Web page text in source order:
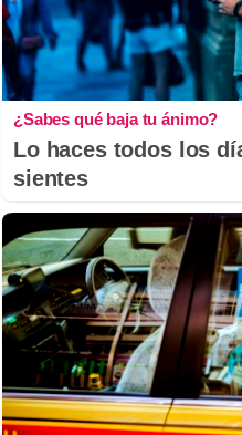
¿Sabes qué baja tu ánimo?
Lo haces todos los
sientes